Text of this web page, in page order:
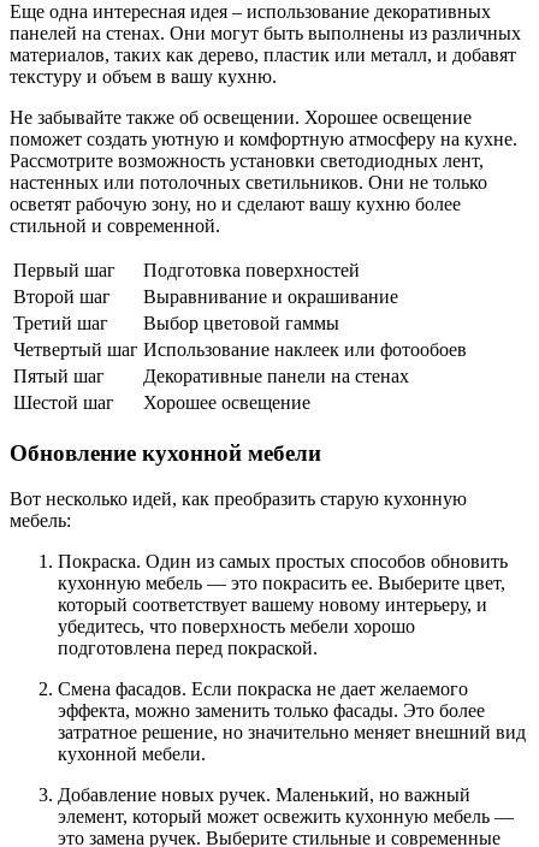
Еще одна интересная идея – использование декоративных
панелей на стенах. Они могут быть выполнены из различных
материалов, таких как дерево, пластик или металл, и добавят
текстуру и объем в вашу кухню.
Не забывайте также об освещении. Хорошее освещение
поможет создать уютную и комфортную атмосферу на кухне.
Рассмотрите возможность установки светодиодных лент,
настенных или потолочных светильников. Они не только
осветят рабочую зону, но и сделают вашу кухню более
стильной и современной.
Первый шаг
Подготовка поверхностей
Второй шаг
Выравнивание и окрашивание
Третий шаг
Выбор цветовой гаммы
Четвертый шаг Использование наклеек или фотообоев
Пятый шаг
Декоративные панели на стенах
Шестой шаг
Хорошее освещение
Обновление кухонной мебели
Вот несколько идей, как преобразить старую кухонную
мебель:
Покраска. Один из самых простых способов обновить
кухонную мебель — это покрасить ее. Выберите цвет,
который соответствует вашему новому интерьеру, и
убедитесь, что поверхность мебели хорошо
подготовлена перед покраской.
Смена фасадов. Если покраска не дает желаемого
эффекта, можно заменить только фасады. Это более
затратное решение, но значительно меняет внешний вид
кухонной мебели.
Добавление новых ручек. Маленький, но важный
элемент, который может освежить кухонную мебель —
это замена ручек. Выберите стильные и современные